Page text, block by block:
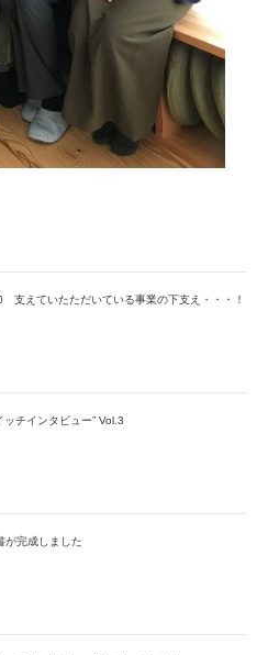
えていたただいている事業の下支え・・・！
ッチインタビュー” Vol.3
が完成しました